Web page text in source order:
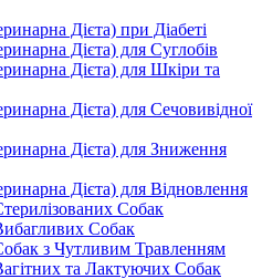
Дієта) при Діабеті
Дієта) для Суглобів
Дієта) для Шкіри та
Дієта) для Сечовивідної
Дієта) для Зниження
Дієта) для Відновлення
Собак
Собак
з Чутливим Травленням
та Лактуючих Собак